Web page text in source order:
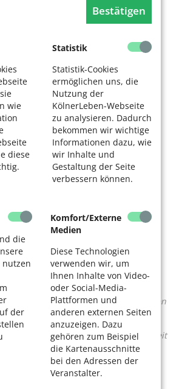
Bestätigen
wie
diese
Statistik
Statistik-Cookies
ermöglichen uns, die
Nutzung der
KölnerLeben-Webseite
zu analysieren. Dadurch
bekommen wir wichtige
Informationen dazu, wie
wir Inhalte und
Gestaltung der Seite
verbessern können.
die
nutzen
der
Komfort/Externe
Medien
Diese Technologien
verwenden wir, um
Ihnen Inhalte von Video-
oder Social-Media-
Plattformen und
anderen externen Seiten
anzuzeigen. Dazu
gehören zum Beispiel
die Kartenausschnitte
bei den Adressen der
Veranstalter.
Alter
Lebensunterhalt nicht
aus eigenem Einkommen und
sollten Grundsicherung
man mindestens 65 Jahre alt sein.
für nach dem 1. Januar 1947
hängt vom Bedarf ab. Dazu
Grundbetrag), der 2023 für
502 Euro und für Paare 902 Euro
die Kosten für Unterkunft und
für Bildung und Teilhabe als
Die Bedarfe werden dem Einkommen
aus der Differenz
der Grundsicherung.
rät, bei einem gesamten
unter 924 Euro pro Person die
Der Antrag muss beim
gestellt werden. Die Mitarbeitenden
Ausfüllen des Formulars.
des Amtes für Soziales, Arbeit
Bezirksrathaus zu finden ist.
bei der man sich vorab